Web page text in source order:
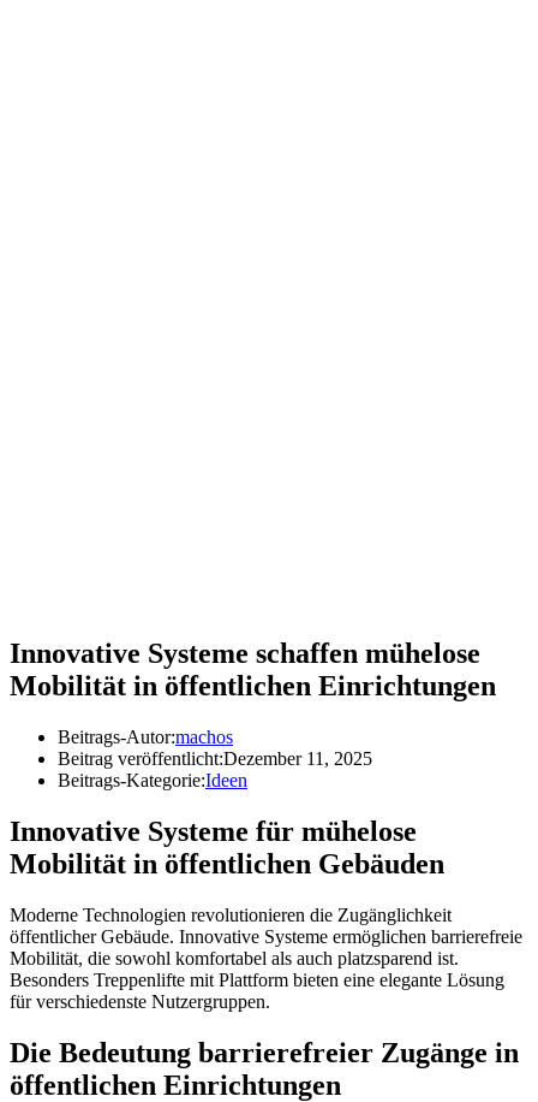
Innovative Systeme schaffen mühelose
Mobilität in öffentlichen Einrichtungen
Beitrags-Autor:machos
Beitrag veröffentlicht:Dezember 11, 2025
Beitrags-Kategorie:Ideen
Innovative Systeme für mühelose
Mobilität in öffentlichen Gebäuden
Moderne Technologien revolutionieren die Zugänglichkeit
öffentlicher Gebäude. Innovative Systeme ermöglichen barrierefreie
Mobilität, die sowohl komfortabel als auch platzsparend ist.
Besonders Treppenlifte mit Plattform bieten eine elegante Lösung
für verschiedenste Nutzergruppen.
Die Bedeutung barrierefreier Zugänge in
öffentlichen Einrichtungen